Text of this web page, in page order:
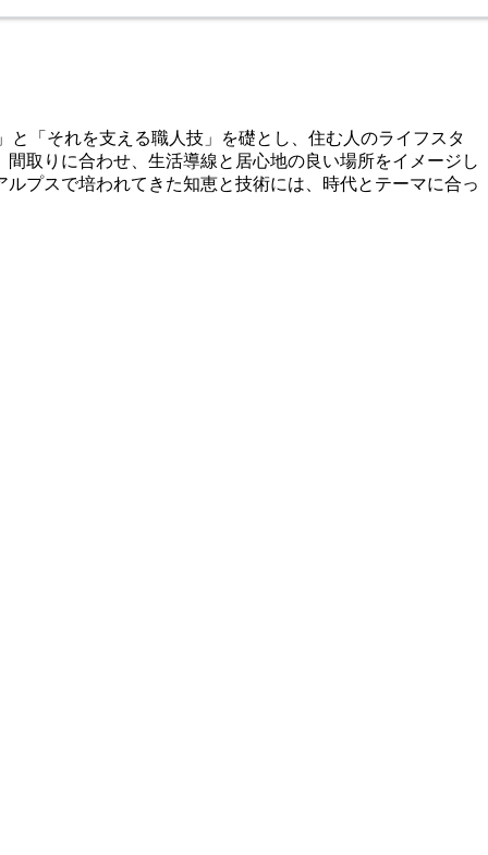
「それを支える職人技」を礎とし、住む人のライフスタ
取りに合わせ、生活導線と居心地の良い場所をイメージし
プスで培われてきた知恵と技術には、時代とテーマに合っ